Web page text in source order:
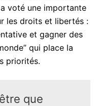
voté une importante
les droits et libertés :
et gagner des
qui place la
priorités.
que